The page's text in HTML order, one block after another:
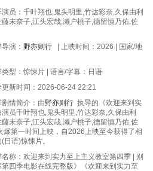
员：千叶翔也,鬼头明里,竹达彩奈,久保由利
未奈子,江头宏哉,濑户桃子,德留慎乃佑,佐
演： 野亦则行 | 上映时间：2026 | 国家/地
型：惊悚片 | 语言/字幕：日语
新时间：2026-06-24 22:21
情简介：由野亦则行 执导的《欢迎来到实
员千叶翔也,鬼头明里,竹达彩奈,久保由利
未奈子,江头宏哉,濑户桃子,德留慎乃佑,佐
第一时间上映，自2026上映至今获得了相
语)惊悚片。
称：欢迎来到实力至上主义教室第四季 | 别
四季电影在线完整版》《欢迎来到实力至